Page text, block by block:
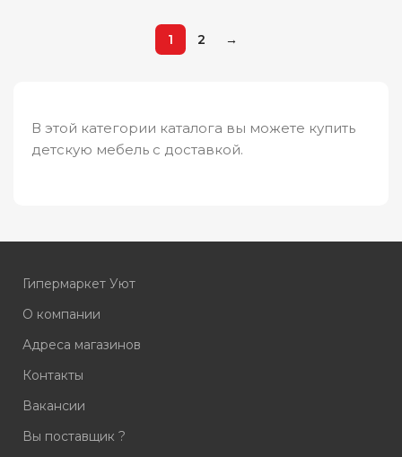
1 2 →
В этой категории каталога вы можете купить
детскую мебель с доставкой.
Гипермаркет Уют
О компании
Адреса магазинов
Контакты
Вакансии
Вы поставщик ?